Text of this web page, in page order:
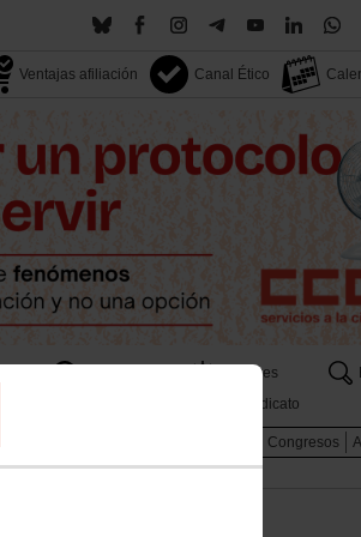
Ventajas afiliación Canal Ético
Sectores
Tu sindicato
Congresos